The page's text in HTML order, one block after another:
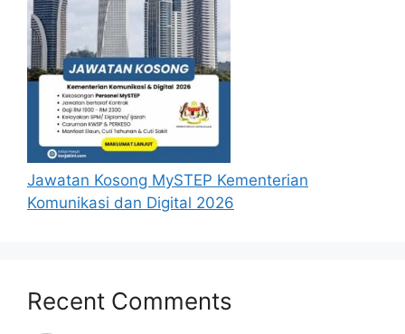
Jawatan Kosong MySTEP Kementerian
Komunikasi dan Digital 2026
Recent Comments